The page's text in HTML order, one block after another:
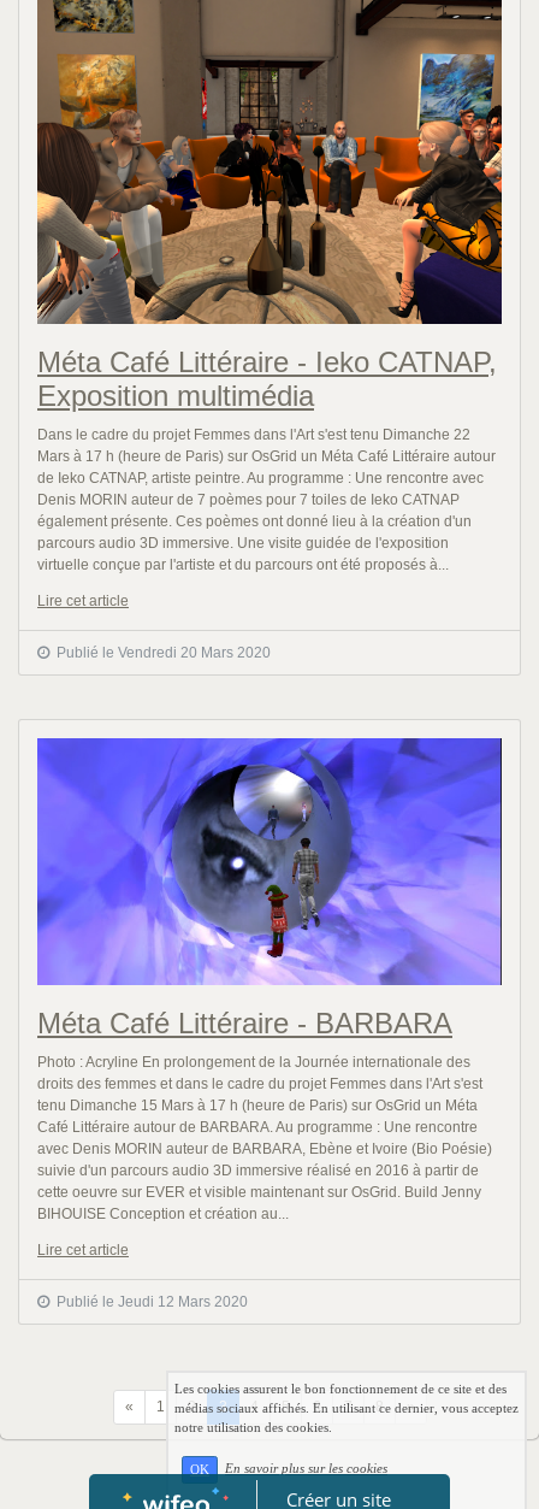
Méta Café Littéraire - Ieko CATNAP,
Exposition multimédia
Dans le cadre du projet Femmes dans l'Art s'est tenu Dimanche 22
Mars à 17 h (heure de Paris) sur OsGrid un Méta Café Littéraire autour
de Ieko CATNAP, artiste peintre. Au programme : Une rencontre avec
Denis MORIN auteur de 7 poèmes pour 7 toiles de Ieko CATNAP
également présente. Ces poèmes ont donné lieu à la création d'un
parcours audio 3D immersive. Une visite guidée de l'exposition
virtuelle conçue par l'artiste et du parcours ont été proposés à...
Lire cet article
Publié le Vendredi 20 Mars 2020
Méta Café Littéraire - BARBARA
Photo : Acryline En prolongement de la Journée internationale des
droits des femmes et dans le cadre du projet Femmes dans l'Art s'est
tenu Dimanche 15 Mars à 17 h (heure de Paris) sur OsGrid un Méta
Café Littéraire autour de BARBARA. Au programme : Une rencontre
avec Denis MORIN auteur de BARBARA, Ebène et Ivoire (Bio Poésie)
suivie d'un parcours audio 3D immersive réalisé en 2016 à partir de
cette oeuvre sur EVER et visible maintenant sur OsGrid. Build Jenny
BIHOUISE Conception et création au...
Lire cet article
Publié le Jeudi 12 Mars 2020
«Précédent
1 2 3 4 5 6 7 8 »Suivant
Créer un site
Les cookies assurent le bon fonctionnement de ce site et des
médias sociaux affichés. En utilisant ce dernier, vous acceptez
notre utilisation des cookies.
OK En savoir plus sur les cookies